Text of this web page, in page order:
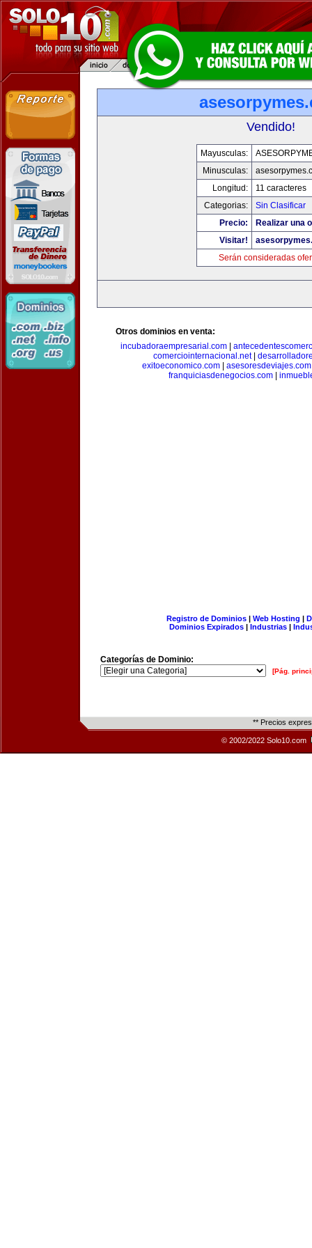
Vendido!
Mayusculas:
Minusculas:
Longitud:
11 caracteres
Categorias:
Sin Clasificar
Precio:
Realizar una
Visitar!
Serán consideradas
Otros dominios en venta:
incubadoraempresarial.com
comerciointernacional.net|
exitoeconomico.com| asesoresdeviajes.com
franquiciasdenegocios.com|
Registro de Dominios| Web Hosting |
Dominios Expirados | Industrias |
Categorías de Dominio:
[Pág.
** Precios
© 2002/2022 Solo10.com